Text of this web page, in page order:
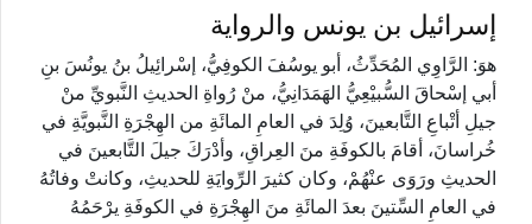
إسرائيل بن يونس والرواية
هوَ: الرَّاوِي المُحَدِّثُ، أبو يوسُفَ الكوفِيُّ، إسْرائِيلُ بنُ يونُسَ بنِ
أبي إسْحاقَ السُّبيْعِيُّ الهَمَدَانِيُّ، منْ رُواةِ الحديثِ النَّبويِّ منْ
جيلِ أتْباعِ التَّابعينَ، وُلِدَ في العامِ المائَةِ من الهِجْرَةِ النَّبويَّةِ في
خُراسانَ، أقامَ بالكوفَةِ منَ العِراقِ، وأدْرَكَ جيلَ التَّابعينَ في
الحديثِ ورَوَى عنْهُمْ، وكان كثيرَ الرِّوايَةِ للحديثِ، وكانتْ وفاتُهُ
في العامِ السِّتينَ بعدَ المائَةِ منَ الهِجْرَةِ في الكوفَةِ يرْحَمُهُ